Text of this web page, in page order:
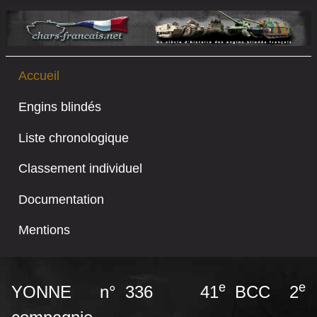
Accueil
Engins blindés
Liste chronologique
Classement individuel
Documentation
Mentions
YONNE n° 336 41e BCC 2e